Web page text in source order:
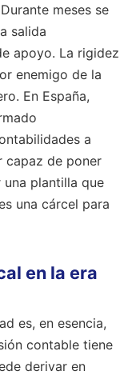
meses se
salida
apoyo. La rigidez
enemigo de la
En España,
a
capaz de poner
plantilla que
una cárcel para
en la era
es, en esencia,
contable tiene
derivar en